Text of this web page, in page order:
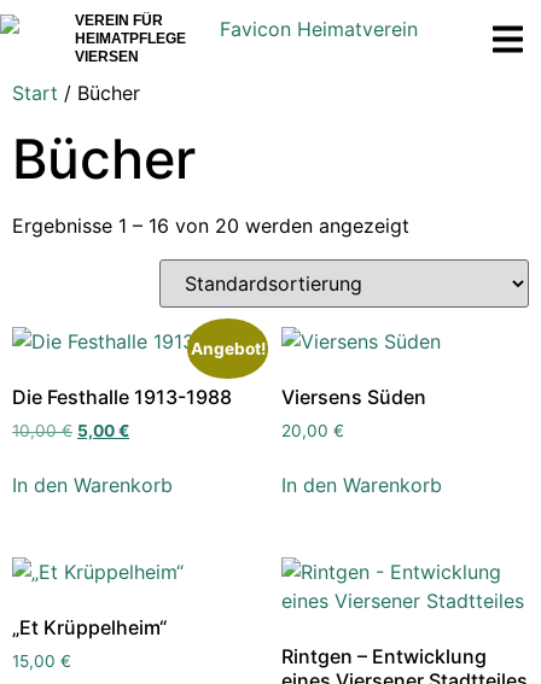
VEREIN FÜR
HEIMATPFLEGE
VIERSEN
Start / Bücher
Bücher
Ergebnisse 1 – 16 von 20 werden angezeigt
Angebot!
Die Festhalle 1913-1988
10,00€ 5,00€
In den Warenkorb
Viersens Süden
20,00 €
In den Warenkorb
„Et Krüppelheim“
15,00 €
Rintgen – Entwicklung